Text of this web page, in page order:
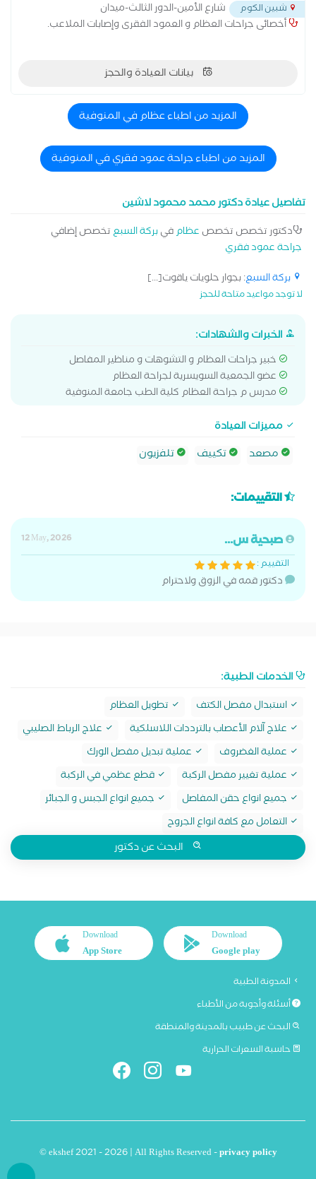
شبين الكوم
شارع الأمين-الدور الثالث-ميدان
أخصائى جراحات العظام و العمود الفقرى وإصابات الملاعب.
بيانات العيادة والحجز
المزيد من اطباء عظام في المنوفية
المزيد من اطباء جراحة عمود فقري في المنوفية
تفاصيل عيادة دكتور محمد محمود لاشين
دكتور تخصص تخصص عظامفيبركة السبع تخصص إضافي
جراحة عمود فقري
بركة السبع: بجوار حلويات ياقوت[...]
لا توجد مواعيد متاحة للحجز
الخبرات والشهادات:
خبير جراحات العظام و التشوهات و مناظير المفاصل
عضو الجمعية السويسرية لجراحة العظام
مدرس م جراحة العظام كلية الطب جامعة المنوفية
مميزات العيادة
مصعد
تكييف تلفزيون
التقييمات:
صبحية س...
12 May, 2026
التقييم :
دكتور قمه في الزوق ولاحترام
الخدمات الطبية:
استبدال مفصل الكتف
تطويل العظام
علاج آلام الأعصاب بالترددات اللاسلكية
علاج الرباط الصليبي
عملية الغضروف
عملية تبديل مفصل الورك
عملية تغيير مفصل الركبة
قطع عظمي في الركبة
جميع انواع حقن المفاصل
جميع انواع الجبس و الجبائر
التعامل مع كافة انواع الجروح
البحث عن دكتور
Download
Google play
Download
App Store
المدونة الطبية
أسئلة وأجوبة من الأطباء
البحث عن طبيب بالمدينة والمنطقة
حاسبة السعرات الحرارية
© ekshef 2021 - 2026 | All Rights Reserved -privacy policy